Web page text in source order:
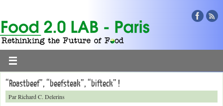
“Roastbeef”, “beefsteak”, “bifteck” !
Par Richard C. Delerins